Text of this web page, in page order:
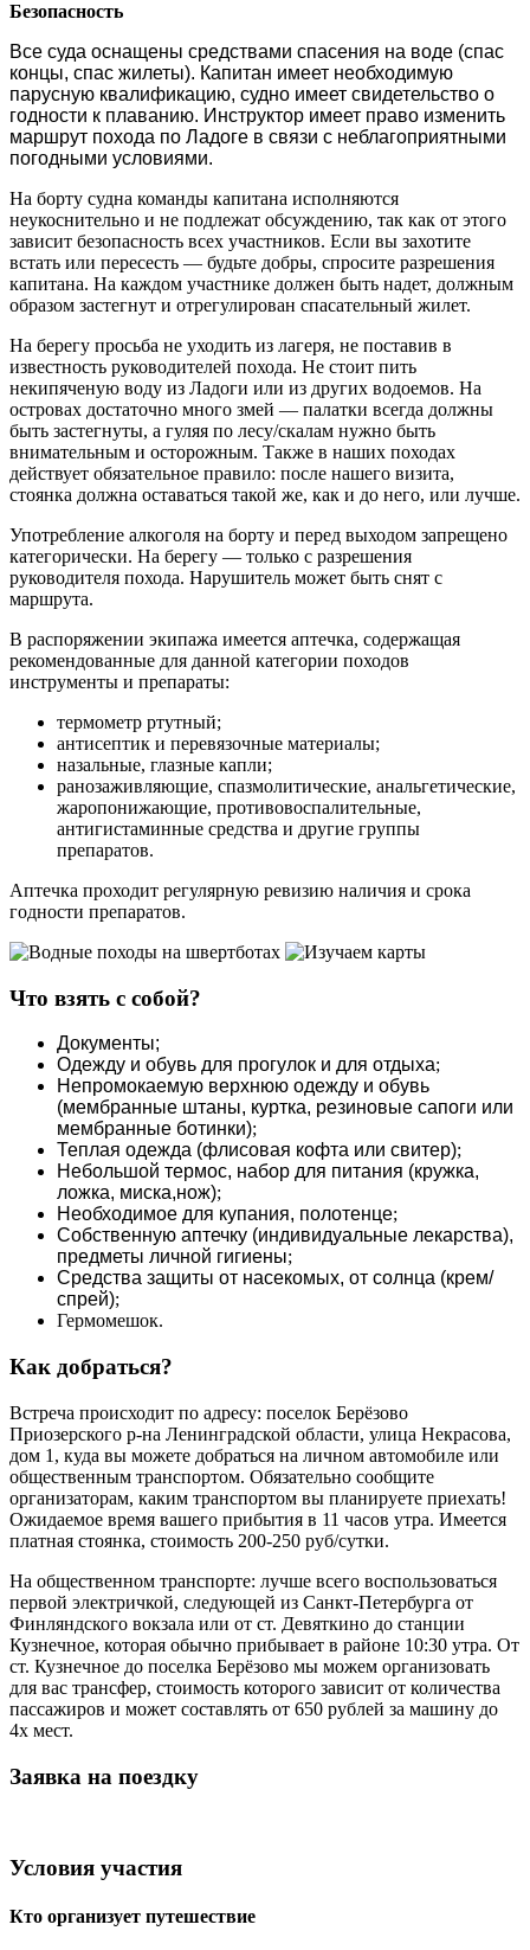
Безопасность
Все суда оснащены средствами спасения на воде (спас
концы, спас жилеты). Капитан имеет необходимую
парусную квалификацию, судно имеет свидетельство о
годности к плаванию. Инструктор имеет право изменить
маршрут похода по Ладоге в связи с неблагоприятными
погодными условиями.
На борту судна команды капитана исполняются
неукоснительно и не подлежат обсуждению, так как от этого
зависит безопасность всех участников. Если вы захотите
встать или пересесть — будьте добры, спросите разрешения
капитана. На каждом участнике должен быть надет, должным
образом застегнут и отрегулирован спасательный жилет.
На берегу просьба не уходить из лагеря, не поставив в
известность руководителей похода. Не стоит пить
некипяченую воду из Ладоги или из других водоемов. На
островах достаточно много змей — палатки всегда должны
быть застегнуты, а гуляя по лесу/скалам нужно быть
внимательным и осторожным. Также в наших походах
действует обязательное правило: после нашего визита,
стоянка должна оставаться такой же, как и до него, или лучше.
Употребление алкоголя на борту и перед выходом запрещено
категорически. На берегу — только с разрешения
руководителя похода. Нарушитель может быть снят с
маршрута.
В распоряжении экипажа имеется аптечка, содержащая
рекомендованные для данной категории походов
инструменты и препараты:
термометр ртутный;
антисептик и перевязочные материалы;
назальные, глазные капли;
ранозаживляющие, спазмолитические, анальгетические,
жаропонижающие, противовоспалительные,
антигистаминные средства и другие группы
препаратов.
Аптечка проходит регулярную ревизию наличия и срока
годности препаратов.
Что взять с собой?
Документы;
Одежду и обувь для прогулок и для отдыха;
Непромокаемую верхнюю одежду и обувь
(мембранные штаны, куртка, резиновые сапоги или
мембранные ботинки);
Теплая одежда (флисовая кофта или свитер);
Небольшой термос, набор для питания (кружка,
ложка, миска,нож);
Необходимое для купания, полотенце;
Собственную аптечку (индивидуальные лекарства),
предметы личной гигиены;
Средства защиты от насекомых, от солнца (крем/
спрей);
Гермомешок.
Как добраться?
Встреча происходит по адресу: поселок Берёзово
Приозерского р-на Ленинградской области, улица Некрасова,
дом 1, куда вы можете добраться на личном автомобиле или
общественным транспортом. Обязательно сообщите
организаторам, каким транспортом вы планируете приехать!
Ожидаемое время вашего прибытия в 11 часов утра. Имеется
платная стоянка, стоимость 200-250 руб/сутки.
На общественном транспорте: лучше всего воспользоваться
первой электричкой, следующей из Санкт-Петербурга от
Финляндского вокзала или от ст. Девяткино до станции
Кузнечное, которая обычно прибывает в районе 10:30 утра. От
ст. Кузнечное до поселка Берёзово мы можем организовать
для вас трансфер, стоимость которого зависит от количества
пассажиров и может составлять от 650 рублей за машину до
4х мест.
Заявка на поездку
Условия участия
Кто организует путешествие